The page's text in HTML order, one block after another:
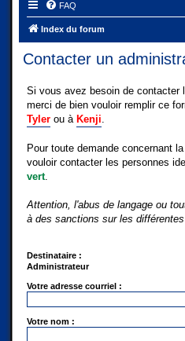
FAQ
Index du forum
Contacter un
Si vous avez besoin de contacter
merci de bien vouloir remplir ce
Tyler ou à Kenji.
Pour toute demande concernant la
vouloir contacter les personnes
vert.
Attention, l'abus de langage ou
à des sanctions sur les
Destinataire :
Administrateur
Votre adresse courriel :
Votre nom :